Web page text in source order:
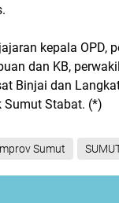
kepala OPD,
dan KB,
Binjai dan
Sumut Stabat. (*)
Sumut